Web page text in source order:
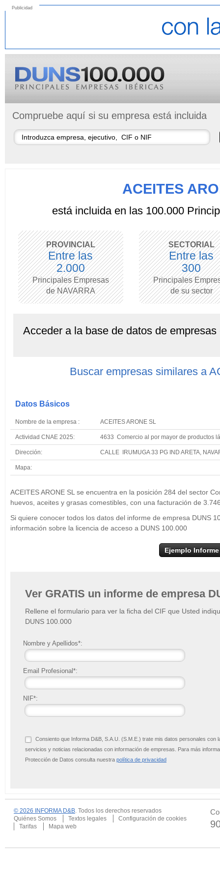
Publicidad
Compruebe aquí si su empresa está incluida
ACEITES
está incluida en las 100.000
PROVINCIAL
Entre las
2.000
Principales Empresas
de NAVARRA
SECTORIAL
Entre las
300
Principales
de su sector
Acceder a la base de datos de
Buscar empresas similares a
Datos Básicos
Nombre de la empresa : ACEITES ARONE SL
Actividad CNAE 2025: 4633 Comercio al por mayor de productos
Dirección: CALLE IRUMUGA 33 PG IND ARETA,
Mapa:
−
ACEITES ARONE SL se encuentra en la posición 284 del sector
huevos, aceites y grasas comestibles, con una facturación de
Si quiere conocer todos los datos del informe de empresa DUNS
información sobre la licencia de acceso a DUNS 100.000
Ejemplo Informe
Ver GRATIS un informe de empresa
Rellene el formulario para ver la ficha del CIF que Usted
DUNS 100.000
Nombre y Apellidos*:
Email Profesional*:
NIF*:
Consiento que Informa D&B, S.A.U. (S.M.E.) trate mis datos personales
servicios y noticias relacionadas con información de empresas. Para más
Protección de Datos consulta nuestra política de privacidad
© 2026 INFORMA D&B. Todos los derechos reservados
Quiénes Somos
Textos legales
Configuración de cookies
Tarifas
Mapa web